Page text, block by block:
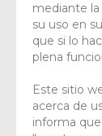
mediante la
su uso en
que si lo
plena
Este sitio
acerca de
informa